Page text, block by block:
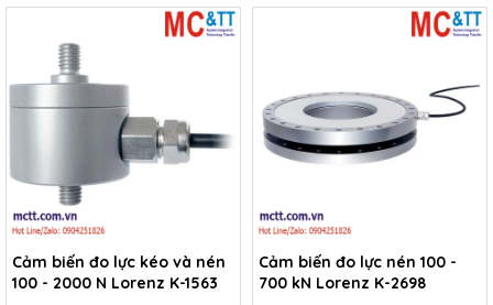
Cảm biến đo lực kéo và nén
100 - 2000 N Lorenz K-1563
Cảm biến đo lực nén 100 -
700 kN Lorenz K-2698